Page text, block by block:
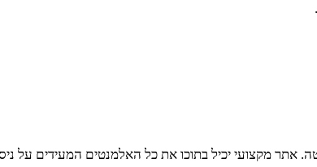
מקצועי יכיל בתוכו את כל האלמנטים המעידים על